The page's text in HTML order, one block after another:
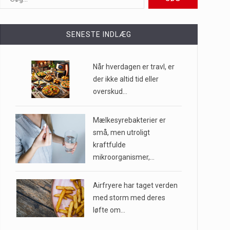
af mennesker…
til…
SENESTE INDLÆG
Når hverdagen er travl, er
der ikke altid tid eller
overskud…
Mælkesyrebakterier er
små, men utroligt
kraftfulde
mikroorganismer,…
Airfryere har taget verden
med storm med deres
løfte om…